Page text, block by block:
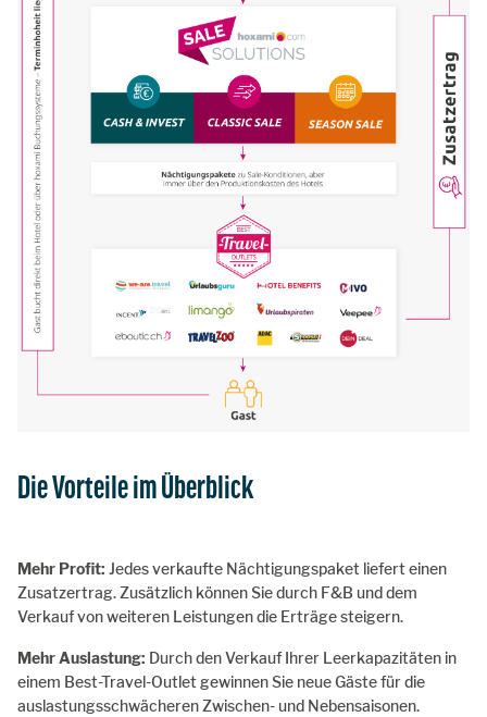
Die Vorteile im Überblick
Mehr Profit: Jedes verkaufte Nächtigungspaket liefert einen
Zusatzertrag. Zusätzlich können Sie durch F&B und dem
Verkauf von weiteren Leistungen die Erträge steigern.
Mehr Auslastung: Durch den Verkauf Ihrer Leerkapazitäten in
einem Best-Travel-Outlet gewinnen Sie neue Gäste für die
auslastungsschwächeren Zwischen- und Nebensaisonen.